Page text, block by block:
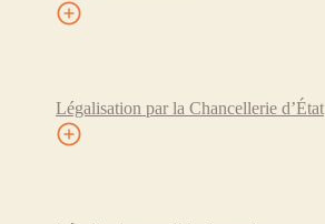
Légalisation par la Chancellerie d’État